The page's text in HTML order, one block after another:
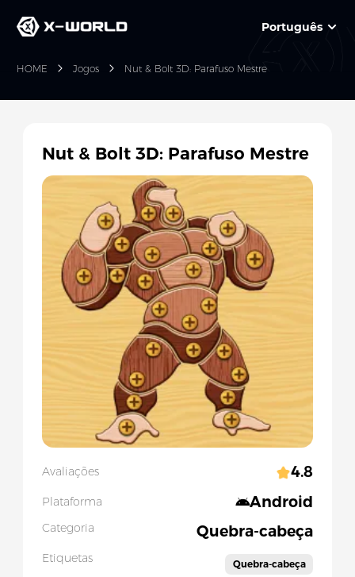
Português
HOME Jogos Nut & Bolt 3D: Parafuso Mestre
Nut & Bolt 3D: Parafuso Mestre
Avaliações 4.8
Plataforma Android
Categoria Quebra-cabeça
Etiquetas Quebra-cabeça